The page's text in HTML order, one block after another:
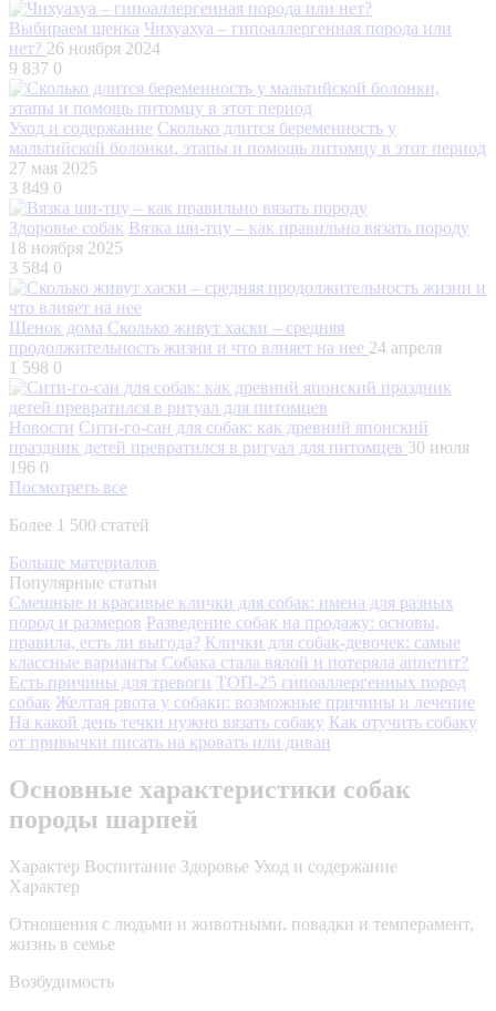
Выбираем щенка Чихуахуа – гипоаллергенная порода или
нет? 26 ноября 2024
9 837 0
Уход и содержание Сколько длится беременность у
мальтийской болонки, этапы и помощь питомцу в этот период
27 мая 2025
3 849 0
Здоровье собак Вязка ши-тцу – как правильно вязать породу
18 ноября 2025
3 584 0
Щенок дома Сколько живут хаски – средняя
продолжительность жизни и что влияет на нее 24 апреля
1 598 0
Новости Сити-го-сан для собак: как древний японский
праздник детей превратился в ритуал для питомцев 30 июля
196 0
Посмотреть все
Более 1 500 статей
Больше материалов
Популярные статьи
Смешные и красивые клички для собак: имена для разных
пород и размеров Разведение собак на продажу: основы,
правила, есть ли выгода? Клички для собак-девочек: самые
классные варианты Собака стала вялой и потеряла аппетит?
Есть причины для тревоги ТОП-25 гипоаллергенных пород
собак Желтая рвота у собаки: возможные причины и лечение
На какой день течки нужно вязать собаку Как отучить собаку
от привычки писать на кровать или диван
Основные характеристики собак
породы шарпей
Характер Воспитание Здоровье Уход и содержание
Характер
Отношения с людьми и животными, повадки и темперамент,
жизнь в семье
Возбудимость